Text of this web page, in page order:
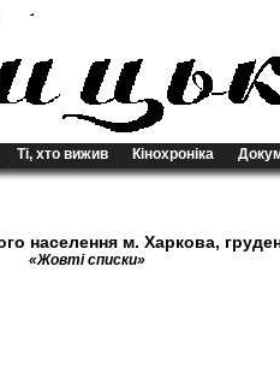
Ті, хто вижив Кінохроніка
населення м. Харкова,
«Жовті списки»